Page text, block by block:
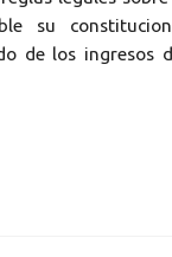
su
de los ingresos